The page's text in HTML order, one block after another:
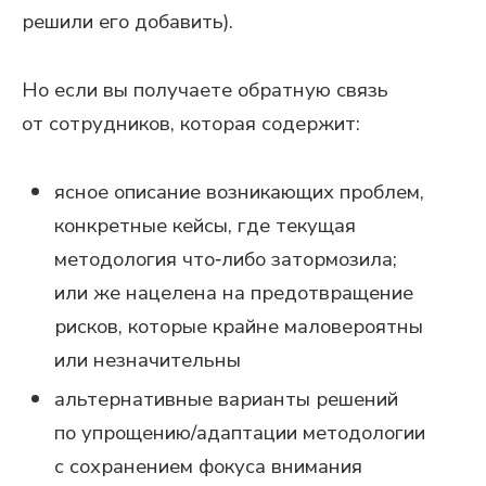
решили его добавить).
Но если вы получаете обратную связь
от сотрудников, которая содержит:
ясное описание возникающих проблем,
конкретные кейсы, где текущая
методология что‑либо затормозила;
или же нацелена на предотвращение
рисков, которые крайне маловероятны
или незначительны
альтернативные варианты решений
по упрощению/адаптации методологии
с сохранением фокуса внимания